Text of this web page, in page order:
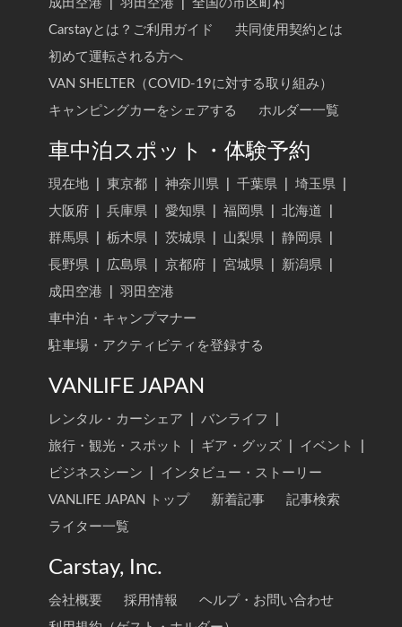
成田空港
羽田空港
全国の市区町村
Carstayとは？ご利用ガイド
共同使用契約とは
初めて運転される方へ
VAN SHELTER（COVID-19に対する取り組み）
キャンピングカーをシェアする
ホルダー一覧
車中泊スポット・体験予約
現在地 東京都 神奈川県 千葉県 埼玉県
大阪府
兵庫県 愛知県 福岡県 北海道
群馬県
栃木県 茨城県 山梨県 静岡県
長野県
広島県 京都府 宮城県 新潟県
成田空港
羽田空港
車中泊・キャンプマナー
駐車場・アクティビティを登録する
VANLIFE JAPAN
レンタル・カーシェア バンライフ
旅行・観光・スポット
ギア・グッズ イベント
ビジネスシーン
インタビュー・ストーリー
VANLIFE JAPAN トップ
新着記事
記事検索
ライター一覧
Carstay, Inc.
会社概要 採用情報
ヘルプ・お問い合わせ